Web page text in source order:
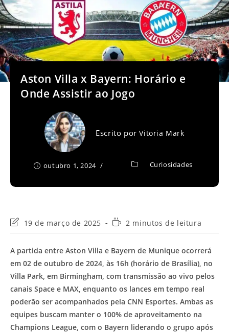
Aston Villa x Bayern: Horário e
Onde Assistir ao Jogo
Escrito porVitoria Mark
outubro 1, 2024 Curiosidades
Última
post:
19 de março de 2025
Tempo2 minutos de leitura
A partida entre Aston Villa e Bayern de Munique ocorrerá
em 02 de outubro de 2024, às 16h (horário de Brasília), no
Villa Park, em Birmingham, com transmissão ao vivo pelos
canais Space e MAX, enquanto os lances em tempo real
poderão ser acompanhados pela CNN Esportes. Ambas as
equipes buscam manter o 100% de aproveitamento na
Champions League, com o Bayern liderando o grupo após